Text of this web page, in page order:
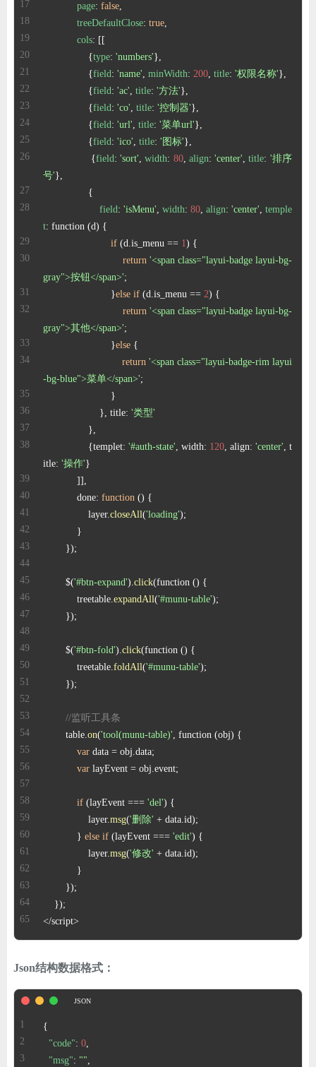
page: false
treeDefaultClose: true
cols
                {
type: 'numbers'
                {
field: 'name', minWidth: 200, title: '权限名称'
                {
field: 'ac', title: '方法'
                {
field: 'co', title: '控制器'
                {
field: 'url', title: '菜单url'
                {
field: 'ico', title: '图标'
                {
field: 'sort', width: 80, align: 'center', title: '排序
号'
field: 'isMenu', width: 80, align: 'center', temple
t
if (d.is_menu == 1
return '<span class="layui-badge layui-bg-
gray">按钮</span>'
                        }
else if (d.is_menu == 2
return '<span class="layui-badge layui-bg-
gray">其他</span>'
                        }
else
return '<span class="layui-badge-rim layui
-bg-blue">菜单</span>'
                    }, title:
'类型'
                {templet:
'#auth-state', width: 120, align: 'center', t
itle: '操作'
            done:
function ()
                layer.
closeAll('loading'
        $(
'#btn-expand').click
            treetable.
expandAll('#munu-table'
        $(
'#btn-fold').click
            treetable.
foldAll('#munu-table'
//监听工具条
        table.
on('tool(munu-table)'
var
var
if (layEvent === 'del'
                layer.
msg('删除'
            }
else if (layEvent === 'edit'
                layer.
msg('修改'
</script>
Json结构数据格式：
{
"code": 0,
"msg": ""